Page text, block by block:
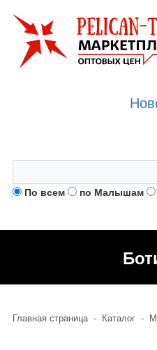
По всем по Малышам
Главная страница - Каталог -